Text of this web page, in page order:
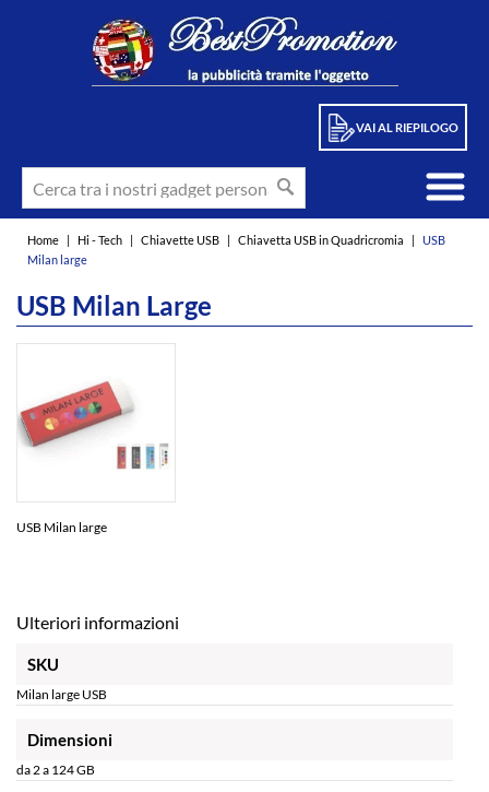
VAI AL RIEPILOGO
Home | Hi - Tech | Chiavette USB | Chiavetta USB in Quadricromia |
USB
Milan large
USB Milan Large
USB Milan large
Ulteriori informazioni
SKU
Milan large USB
Dimensioni
da 2 a 124 GB